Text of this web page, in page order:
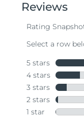
stars,
average
value.
736
Same
page
link.